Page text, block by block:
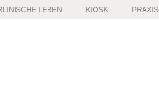
LEBEN KIOSK PRAXIS